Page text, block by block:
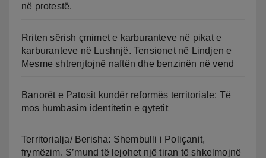
në protestë.
Rriten sërish çmimet e karburanteve në pikat e
karburanteve në Lushnjë. Tensionet në Lindjen e
Mesme shtrenjtojnë naftën dhe benzinën në vend
Banorët e Patosit kundër reformës territoriale: Të
mos humbasim identitetin e qytetit
Territorialja/ Berisha: Shembulli i Poliçanit,
frymëzim. S’mund të lejohet një tiran të shkelmojnë